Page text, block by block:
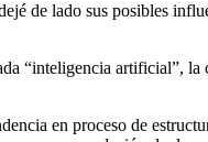
de lado sus posibles
“inteligencia artificial”, la
en proceso de